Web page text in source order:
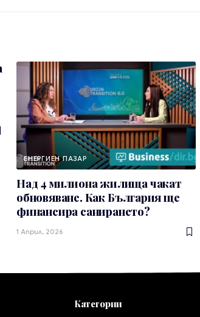
ЕНЕРГИЕН ПАЗАР
Над 4 милиона жилища чакат
обновяване. Как България ще
финансира санирането?
1 Април, 2026
Категории